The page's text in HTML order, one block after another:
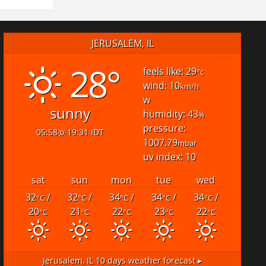
JERUSALEM, IL
28°
sunny
05:58 19:31 IDT
feels like: 29°c
wind: 10km/h
w
humidity: 43%
pressure:
1007.79mbar
uv index: 10
sat
sun mon tue
wed
32°C/
20°C
32°C/
21°C
34°C/
22°C
34°C/
23°C
34°C/
22°C
Jerusalem, IL 10 days weather forecast ▸